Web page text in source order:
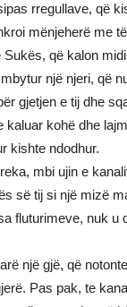
rregullave, që
mënjeherë me
Sukës, që kalon
një njeri, që
gjetjen e tij dhe
kohë dhe
kishte ndodhur.
mbi ujin e
së tij si një mizë
fluturimeve, nuk u
një gjë, që
Pas pak, te